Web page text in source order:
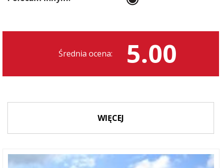
Średnia ocena: 5.00
WIĘCEJ